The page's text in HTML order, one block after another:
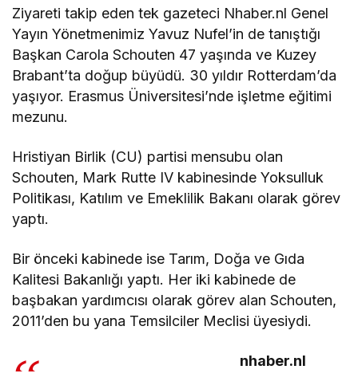
Ziyareti takip eden tek gazeteci Nhaber.nl Genel
Yayın Yönetmenimiz Yavuz Nufel’in de tanıştığı
Başkan Carola Schouten 47 yaşında ve Kuzey
Brabant’ta doğup büyüdü. 30 yıldır Rotterdam’da
yaşıyor. Erasmus Üniversitesi’nde işletme eğitimi
mezunu.
Hristiyan Birlik (CU) partisi mensubu olan
Schouten, Mark Rutte IV kabinesinde Yoksulluk
Politikası, Katılım ve Emeklilik Bakanı olarak görev
yaptı.
Bir önceki kabinede ise Tarım, Doğa ve Gıda
Kalitesi Bakanlığı yaptı. Her iki kabinede de
başbakan yardımcısı olarak görev alan Schouten,
2011’den bu yana Temsilciler Meclisi üyesiydi.
nhaber.nl